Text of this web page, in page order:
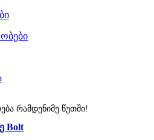
რამდენიმე წუთში!
Bolt